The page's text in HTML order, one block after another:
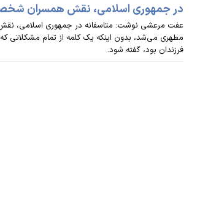
در جمهوری اسلامی، نقش همسران
عفت مرعشی نوشت: متاسفانه در جمهوری اسلامی،
مطهری می‌شد، بدون اینکه یک کلمه از تمام مشکلاتی
فرزندان بود، گفته شود.